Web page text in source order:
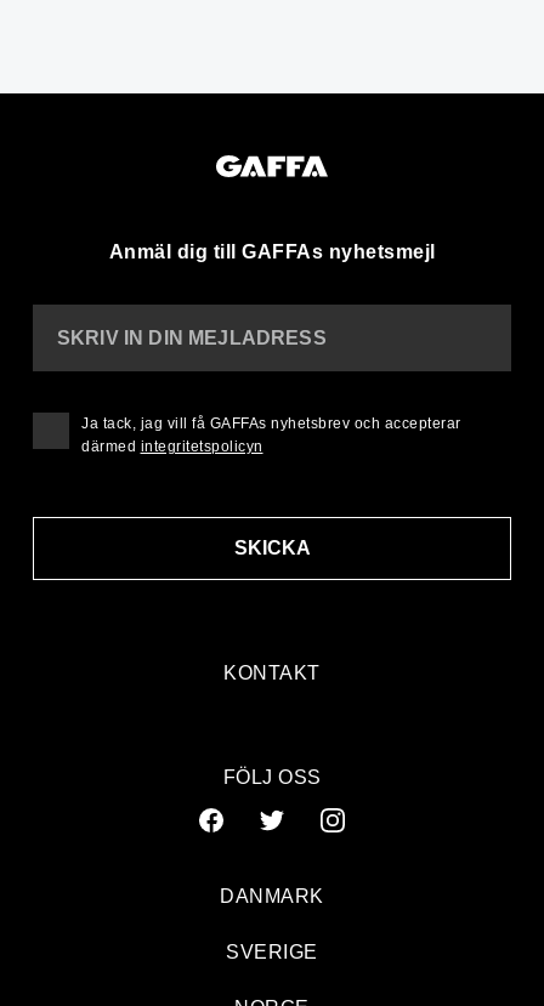
Anmäl dig till GAFFAs nyhetsmejl
KONTAKT
SKRIV IN DIN MEJLADRESS
SKICKA
Ja tack, jag vill få GAFFAs nyhetsbrev och accepterar
därmed integritetspolicyn
FÖLJ OSS
DANMARK
SVERIGE